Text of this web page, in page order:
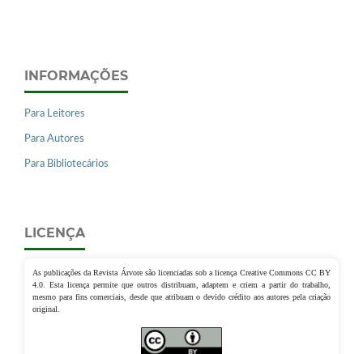
INFORMAÇÕES
Para Leitores
Para Autores
Para Bibliotecários
LICENÇA
As publicações da Revista Árvore são licenciadas sob a licença Creative Commons CC BY
4.0. Esta licença permite que outros distribuam, adaptem e criem a partir do trabalho,
mesmo para fins comerciais, desde que atribuam o devido crédito aos autores pela criação
original.